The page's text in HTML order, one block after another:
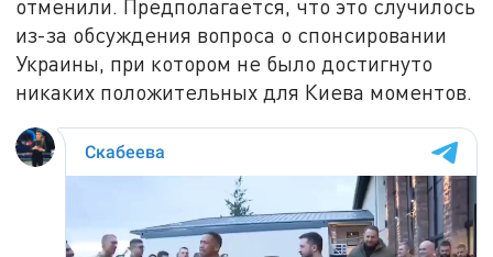
отменили. Предполагается, что это случилось
из-за обсуждения вопроса о спонсировании
Украины, при котором не было достигнуто
никаких положительных для Киева моментов.